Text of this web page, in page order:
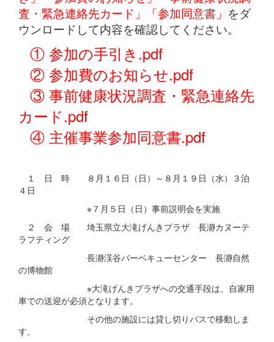
査・緊急連絡先カード」「参加同意書」 をダ
ウンロードして内容を確認してください。
① 参加の手引き.pdf
② 参加費のお知らせ.pdf
③ 事前健康状況調査・緊急連絡先
カード.pdf
④ 主催事業参加同意書.pdf
１ 日 時 ８月１６日（日）～８月１９日（水）３泊
４日
※７月５日（日）事前説明会を実施
２ 会 場 埼玉県立大滝げんきプラザ 長瀞カヌーテ
ラフティング
長瀞渓谷バーベキューセンター 長瀞自然
の博物館
※大滝げんきプラザへの交通手段は、自家用
車での送迎が必須となります。
その他の施設には貸し切りバスで移動しま
す。